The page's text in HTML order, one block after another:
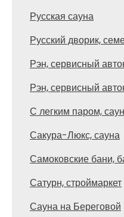
Русская сауна
Русский дворик,
Рэн, сервисный
Рэн, сервисный
С легким паром,
Сакура-Люкс, сауна
Самоковские бани,
Сатурн, строймаркет
Сауна на Береговой